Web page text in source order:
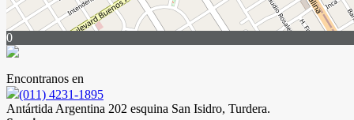
0
Encontranos en
(011) 4231-1895
Antártida Argentina 202 esquina San Isidro, Turdera.